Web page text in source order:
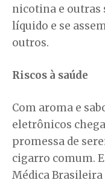
nicotina e outras
líquido e se
outros.
Riscos à saúde
Com aroma e
eletrônicos
promessa de
cigarro comum.
Médica